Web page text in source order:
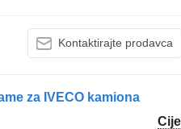
Kontaktirajte prodavca
za IVECO kamiona